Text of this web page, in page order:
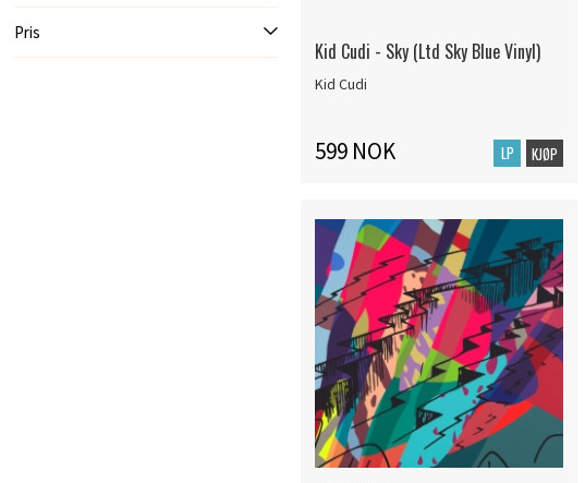
Pris
Kid Cudi - Sky (Ltd Sky Blue Vinyl)
Kid Cudi
599 NOK LP KJØP